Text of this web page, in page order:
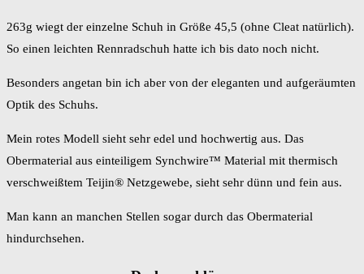
263g wiegt der einzelne Schuh in Größe 45,5 (ohne Cleat natürlich).
So einen leichten Rennradschuh hatte ich bis dato noch nicht.
Besonders angetan bin ich aber von der eleganten und aufgeräumten
Optik des Schuhs.
Mein rotes Modell sieht sehr edel und hochwertig aus. Das
Obermaterial aus einteiligem Synchwire™ Material mit thermisch
verschweißtem Teijin® Netzgewebe, sieht sehr dünn und fein aus.
Man kann an manchen Stellen sogar durch das Obermaterial
hindurchsehen.